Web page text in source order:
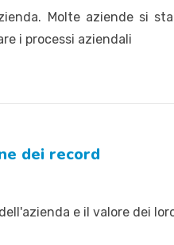
Molte aziende si
i processi aziendali
dei record
e il valore dei